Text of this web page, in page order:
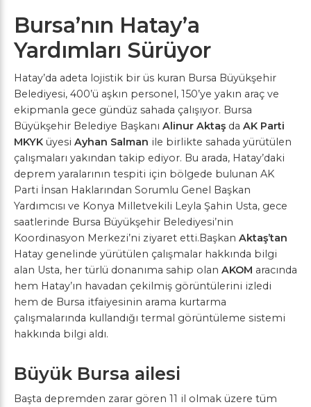
Bursa’nın Hatay’a
Yardımları Sürüyor
Hatay’da adeta lojistik bir üs kuran Bursa Büyükşehir
Belediyesi, 400’ü aşkın personel, 150’ye yakın araç ve
ekipmanla gece gündüz sahada çalışıyor. Bursa
Büyükşehir Belediye Başkanı Alinur Aktaş da AK Parti
MKYK üyesi Ayhan Salman ile birlikte sahada yürütülen
çalışmaları yakından takip ediyor. Bu arada, Hatay’daki
deprem yaralarının tespiti için bölgede bulunan AK
Parti İnsan Haklarından Sorumlu Genel Başkan
Yardımcısı ve Konya Milletvekili Leyla Şahin Usta, gece
saatlerinde Bursa Büyükşehir Belediyesi’nin
Koordinasyon Merkezi’ni ziyaret etti.Başkan Aktaş’tan
Hatay genelinde yürütülen çalışmalar hakkında bilgi
alan Usta, her türlü donanıma sahip olan AKOM aracında
hem Hatay’ın havadan çekilmiş görüntülerini izledi
hem de Bursa itfaiyesinin arama kurtarma
çalışmalarında kullandığı termal görüntüleme sistemi
hakkında bilgi aldı.
Büyük Bursa ailesi
Başta depremden zarar gören 11 il olmak üzere tüm